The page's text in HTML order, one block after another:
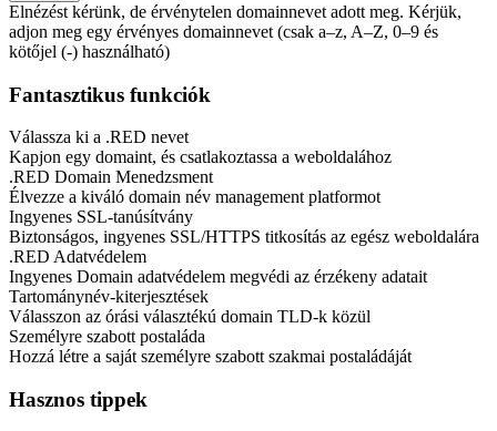
Elnézést kérünk, de érvénytelen domainnevet adott meg. Kérjük,
adjon meg egy érvényes domainnevet (csak a–z, A–Z, 0–9 és
kötőjel (-) használható)
Fantasztikus funkciók
Válassza ki a .RED nevet
Kapjon egy domaint, és csatlakoztassa a weboldalához
.RED Domain Menedzsment
Élvezze a kiváló domain név management platformot
Ingyenes SSL-tanúsítvány
Biztonságos, ingyenes SSL/HTTPS titkosítás az egész weboldalára
.RED Adatvédelem
Ingyenes Domain adatvédelem megvédi az érzékeny adatait
Tartománynév-kiterjesztések
Válasszon az órási választékú domain TLD-k közül
Személyre szabott postaláda
Hozzá létre a saját személyre szabott szakmai postaládáját
Hasznos tippek